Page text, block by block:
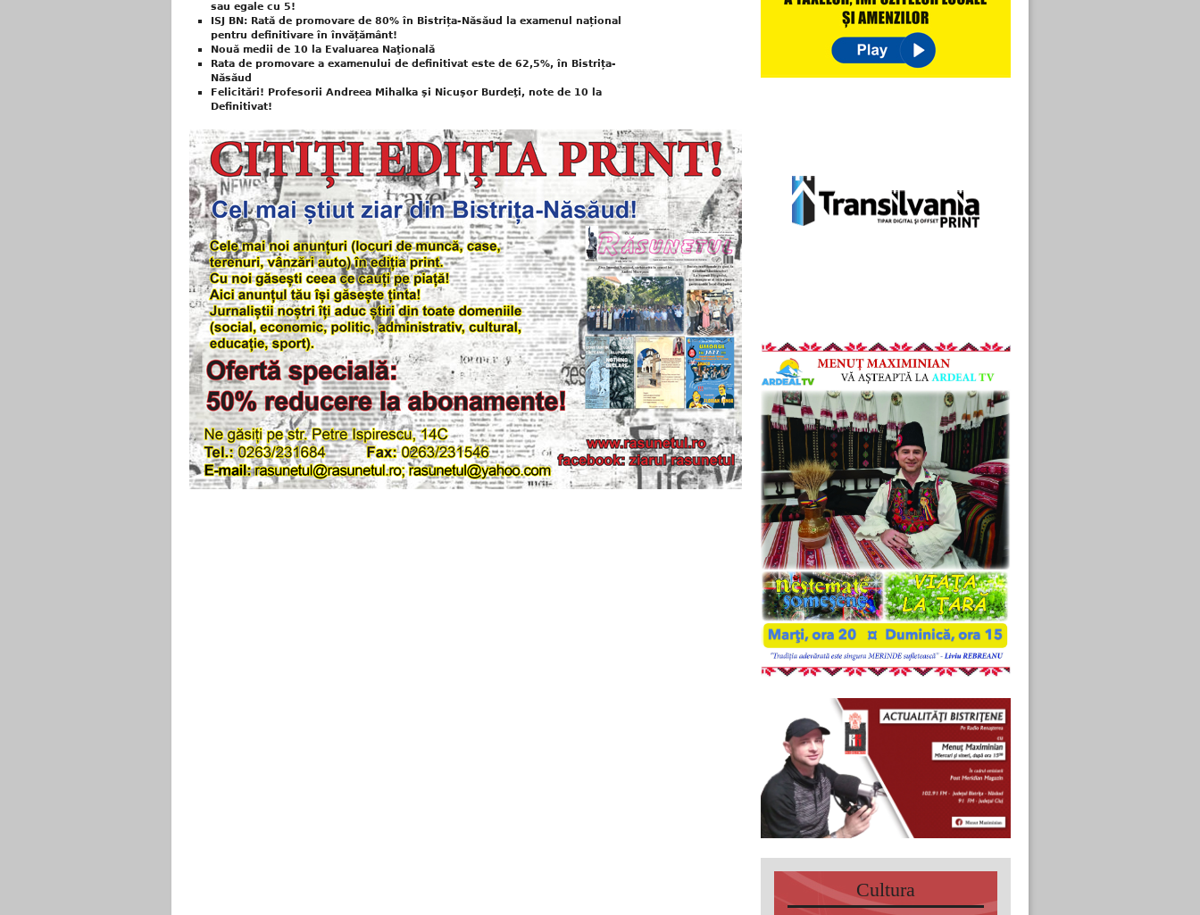
sau egale cu 5!
ISJ BN: Rată de promovare de 80% în Bistrița-Năsăud la examenul național
pentru definitivare în învățământ!
Nouă medii de 10 la Evaluarea Naţională
Rata de promovare a examenului de definitivat este de 62,5%, în Bistrița-
Năsăud
Felicitări! Profesorii Andreea Mihalka şi Nicuşor Burdeţi, note de 10 la
Definitivat!
Cultura